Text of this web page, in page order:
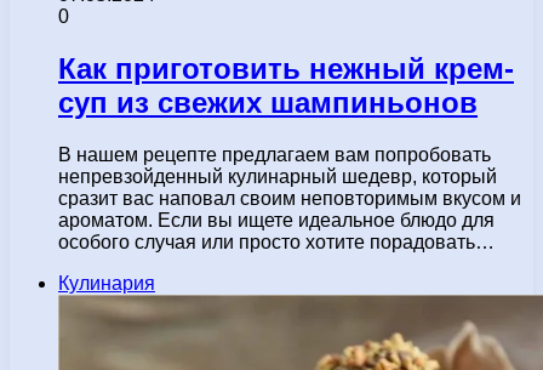
0
Как приготовить нежный крем-
суп из свежих шампиньонов
В нашем рецепте предлагаем вам попробовать
непревзойденный кулинарный шедевр, который
сразит вас наповал своим неповторимым вкусом и
ароматом. Если вы ищете идеальное блюдо для
особого случая или просто хотите порадовать…
Кулинария